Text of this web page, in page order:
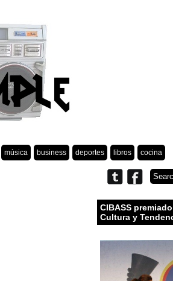
música business deportes libros cocina
CIBASS
Cultura y